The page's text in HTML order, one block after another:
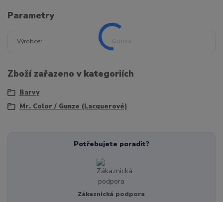
Parametry
Výrobce
Zboží zařazeno v kategoriích
Barvy
Mr. Color / Gunze (Lacquerové)
Potřebujete poradit?
Zákaznická podpora